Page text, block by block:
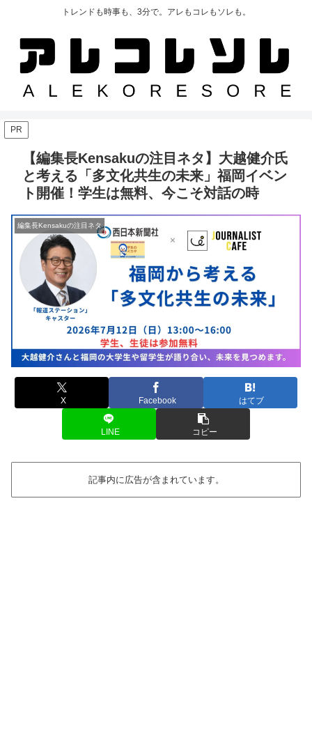
トレンドも時事も、3分で。アレもコレもソレも。
PR
【編集長Kensakuの注目ネタ】大越健介氏
と考える「多文化共生の未来」福岡イベン
ト開催！学生は無料、今こそ対話の時
編集長Kensakuの注目ネタ
X Facebook はてブ
LINE コピー
記事内に広告が含まれています。